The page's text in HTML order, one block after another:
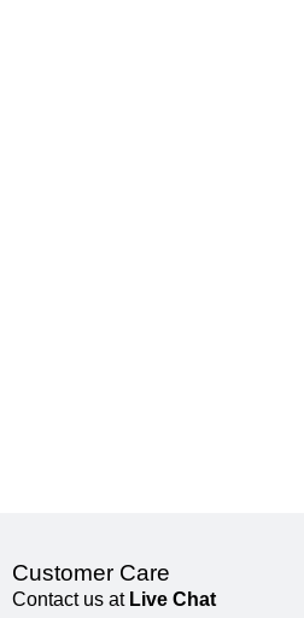
Customer Care
Contact us at Live Chat